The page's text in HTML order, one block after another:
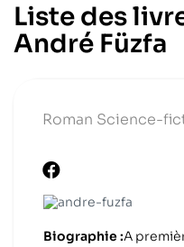
Liste des
André Füzfa
Roman Science-
Biographie :A